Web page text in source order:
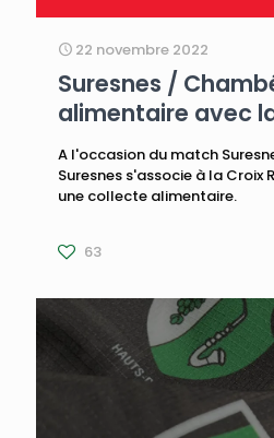
22 novembre 2022
Suresnes /
alimentaire avec
A l'occasion du match
Suresnes s'associe à la
une collecte alimentaire.
63